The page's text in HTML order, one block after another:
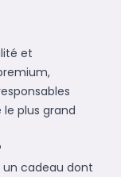
et
plus grand
un cadeau dont